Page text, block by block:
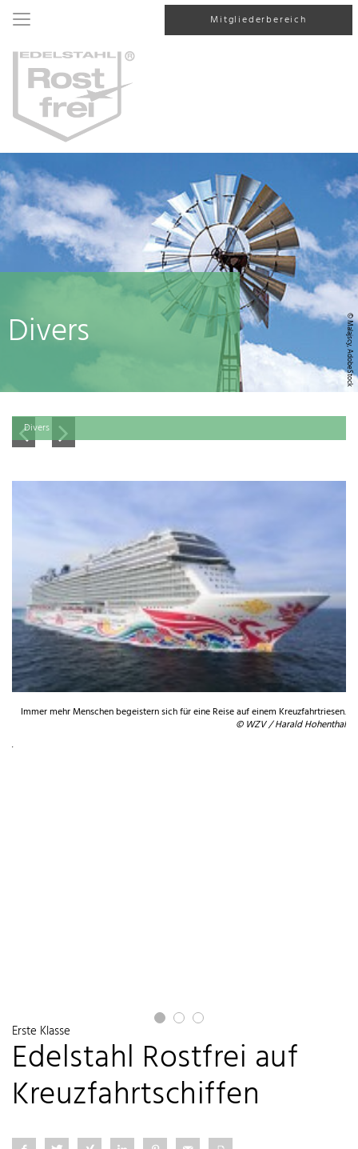
Mitgliederbereich
© Malajscy, AdobeStock
Divers
Divers
Immer mehr Menschen begeistern sich für eine Reise auf einem Kreuzfahrtriesen.
© WZV / Harald Hohenthal
Erste Klasse
Edelstahl Rostfrei auf
Kreuzfahrtschiffen